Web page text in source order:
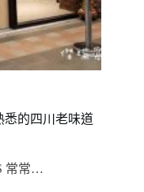
悉的四川老味道
常常…